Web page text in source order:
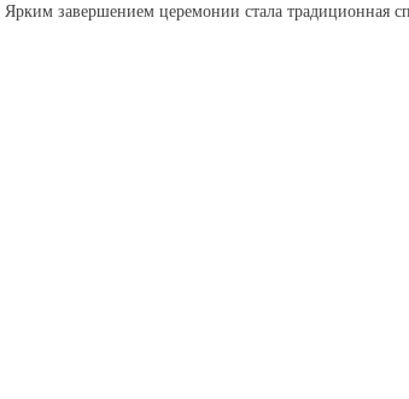
Ярким завершением церемонии стала традиционная